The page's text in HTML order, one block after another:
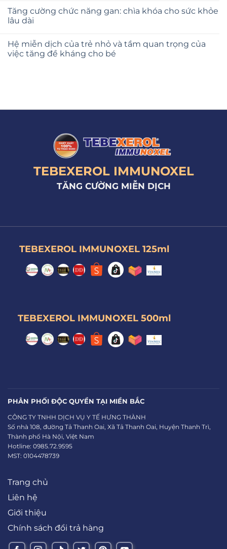
Tăng cường chức năng gan: chìa khóa cho sức khỏe
lâu dài
Hệ miễn dịch của trẻ nhỏ và tầm quan trọng của
việc tăng đề kháng cho bé
TEBEXEROL IMMUNOXEL
TĂNG CƯỜNG MIỄN DỊCH
TEBEXEROL IMMUNOXEL 125ml
TEBEXEROL IMMUNOXEL 500ml
PHÂN PHỐI ĐỘC QUYỀN TẠI MIỀN BẮC
CÔNG TY TNHH DỊCH VỤ Y TẾ HƯNG THÀNH
Số nhà 108, đường Tả Thanh Oai, Xã Tả Thanh Oai, Huyện Thanh Trì,
Thành phố Hà Nội, Việt Nam
Hotline: 0985.72.9595
MST: 0104478739
Trang chủ
Liên hệ
Giới thiệu
Chính sách đổi trả hàng